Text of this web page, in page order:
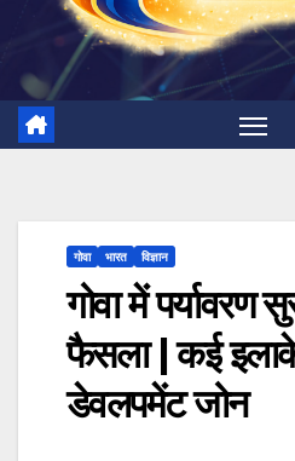
गोवा भारत विज्ञान
गोवा में पर्यावरण
फैसला | कई
डेवलपमेंट जोन